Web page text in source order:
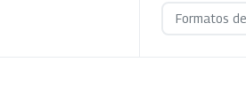
Formatos